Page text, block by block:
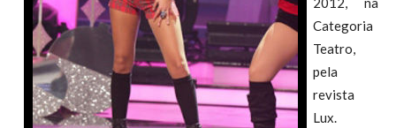
Categoria
Teatro,
pela
revista
Lux.